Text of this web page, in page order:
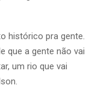
histórico pra gente.
que a gente não vai
um rio que vai